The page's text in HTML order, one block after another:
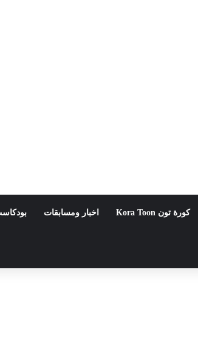
كورة تون Kora Toon اخبار ومسابقات